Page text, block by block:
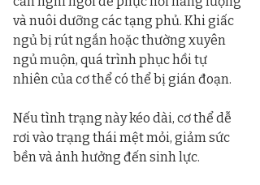
và nuôi dưỡng các tạng phủ. Khi giấc
ngủ bị rút ngắn hoặc thường xuyên
ngủ muộn, quá trình phục hồi tự
nhiên của cơ thể có thể bị gián đoạn.
Nếu tình trạng này kéo dài, cơ thể dễ
rơi vào trạng thái mệt mỏi, giảm sức
bền và ảnh hưởng đến sinh lực.